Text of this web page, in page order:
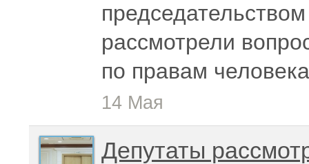
рассмотрели
по правам
14 Мая
Депутаты